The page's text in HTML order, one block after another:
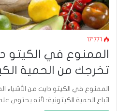
17٬771
تخرجك من الحمية
الممنوع في الكيتو دايت من الأشياء
اتباع الحمية الكيتونية؛ لأنه يحتوي